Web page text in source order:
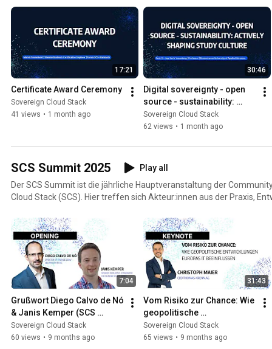
technischen Konzepten tragfähige Infrastruktur entsteht, braucht es
Zusammenarbeit über Organisationsgrenzen hinweg. Genau dafür bietet der Summit den
passenden Rahmen: Praxis und Strategie kommen zusammen,
werden hinterfragt, Betriebserfahrungen geteilt und neue Impulse
Infrastrukturen gesetzt. Als jährlicher Fixpunkt der SCS-Community bündelt er Zusammenarbeit,
Orientierung und Weiterentwicklung.
17:21
Certificate Award Ceremony
Sovereign Cloud Stack
41 views • 1 month ago
30:46
Digital sovereignty - open
source - sustainability:
actively shaping study
culture
Sovereign Cloud Stack
62 views • 1 month ago
SCS Summit 2025
Play all
Der SCS Summit ist die jährliche Hauptveranstaltung der
Cloud Stack (SCS). Hier treffen sich Akteur:innen aus der Praxis,
auszutauschen. Der Summit fördert praxisnahen Wissenstransfer,
gemeinsame Weiterentwicklung souveräner Cloud-Infrastrukturen.
7:04
Grußwort Diego Calvo de Nó
& Janis Kemper (SCS
Summit 2025)
Sovereign Cloud Stack
60 views • 9 months ago
31:43
Vom Risiko zur Chance: Wie
geopolitische
Entwicklungen Europas IT
beeinflussen (SCS Summit
Sovereign Cloud Stack
65 views • 9 months ago